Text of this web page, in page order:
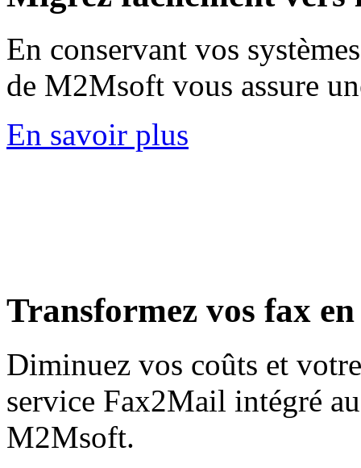
En conservant vos
de M2Msoft vous assure
En savoir plus
Transformez vos fax
Diminuez vos coûts et
service Fax2Mail intégré
M2Msoft.